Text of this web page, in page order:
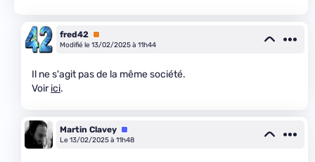
fred42 Premium
Modifié le 13/02/2025 à 11h44
Il ne s'agit pas de la même société.
Voirici.
Martin Clavey Équipe
Le 13/02/2025 à 11h48